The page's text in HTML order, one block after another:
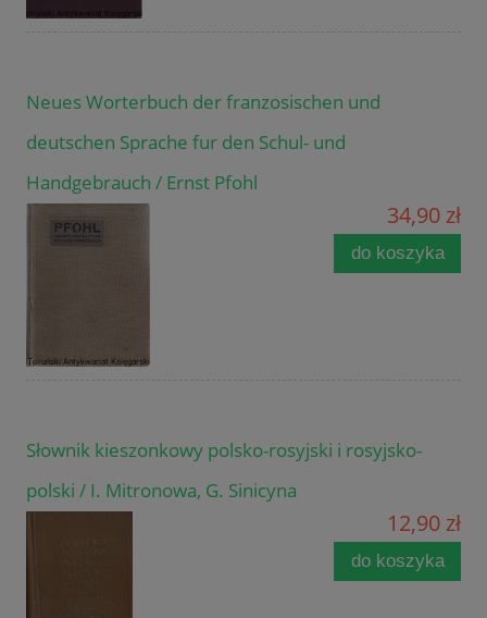
Neues Worterbuch der franzosischen und
deutschen Sprache fur den Schul- und
Handgebrauch / Ernst Pfohl
34,90 zł
do koszyka
Słownik kieszonkowy polsko-rosyjski i rosyjsko-
polski / I. Mitronowa, G. Sinicyna
12,90 zł
do koszyka